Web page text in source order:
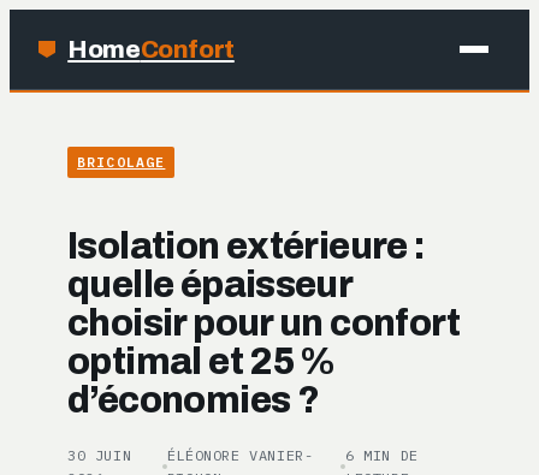
HomeConfort
JARDINAGE
DÉCO
BRICOLAGE
Isolation extérieure :
quelle épaisseur
choisir pour un confort
optimal et 25 %
d’économies ?
30 JUIN
ÉLÉONORE VANIER-
6 MIN DE